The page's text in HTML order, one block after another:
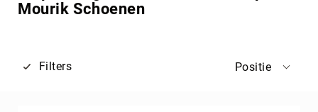
Mourik Schoenen
Filters Positie